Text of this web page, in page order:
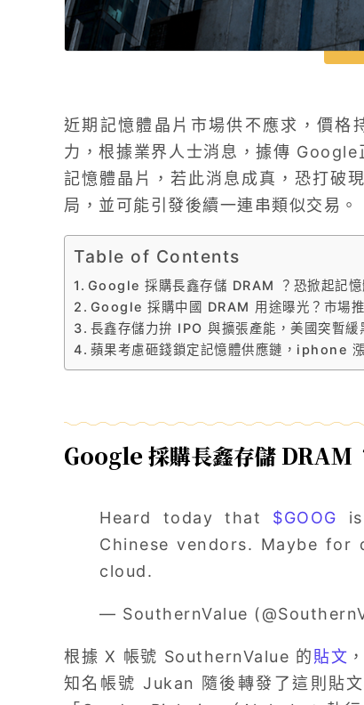
近期記憶體晶片市場供不應求，價格
力，根據業界人士消息，據傳
記憶體晶片，若此消息成真，恐打破
局，並可能引發後續一連串類似交易。
Table of Contents
Google 採購長鑫存儲 DRAM ？恐掀起記憶
Google 採購中國 DRAM 用途曝光？市場
長鑫存儲力拚 IPO 與擴張產能，美國突暫緩
蘋果考慮砸錢鎖定記憶體供應鏈，iphone
Google 採購長鑫存儲 DRAM
Heard today that $GOOG
Chinese vendors. Maybe
cloud.
— SouthernValue
根據 X 帳號 SouthernValue 的貼文
知名帳號 Jukan 隨後轉發了這則貼